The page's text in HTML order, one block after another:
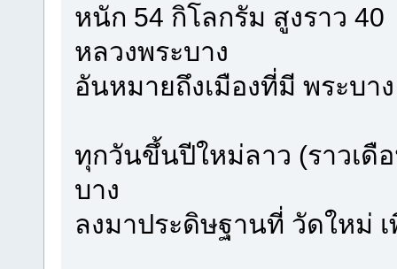
หนัก 54 กิโลกรัม สูงราว 40
หลวงพระบาง
อันหมายถึงเมืองที่มี พระบา
ทุกวันขึ้นปีใหม่ลาว (ราวเดื
บาง
ลงมาประดิษฐานที่ วัดใหม่